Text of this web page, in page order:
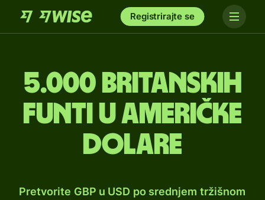
Registrirajte se
5.000 britanskih
funti u američke
dolare
Pretvorite GBP u USD po srednjem tržišnom